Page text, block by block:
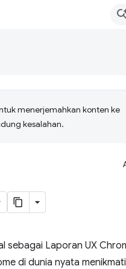
menerjemahkan konten ke
kesalahan.
sebagai Laporan UX
di dunia nyata